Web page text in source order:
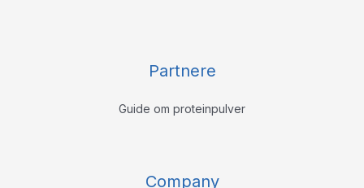
Partnere
Guide om proteinpulver
Company